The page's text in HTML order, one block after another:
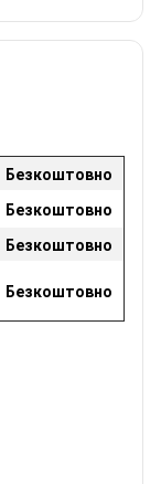
Безкоштовно
Безкоштовно
Безкоштовно
Безкоштовно